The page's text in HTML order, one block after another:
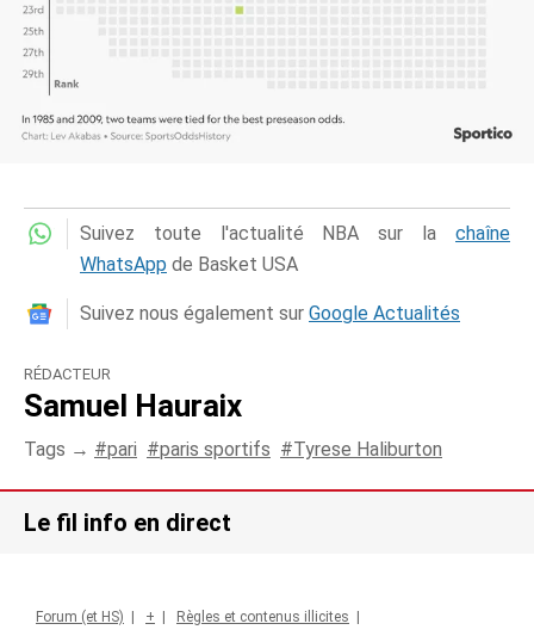
Suivez toute l'actualité NBA sur la chaîne
WhatsApp de Basket USA
Suivez nous également sur Google Actualités
RÉDACTEUR
Samuel Hauraix
Tags → pari paris sportifs Tyrese Haliburton
Le fil info en direct
Forum (et HS) + Règles et contenus illicites